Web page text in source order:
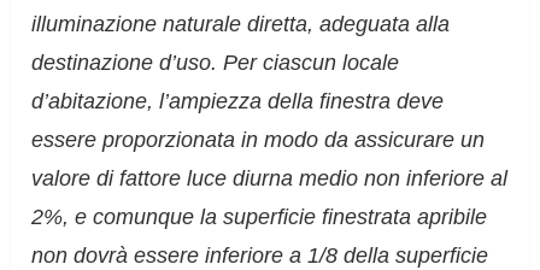
illuminazione naturale diretta, adeguata alla
destinazione d’uso. Per ciascun locale
d’abitazione, l’ampiezza della finestra deve
essere proporzionata in modo da assicurare un
valore di fattore luce diurna medio non inferiore al
2%, e comunque la superficie finestrata apribile
non dovrà essere inferiore a 1/8 della superficie